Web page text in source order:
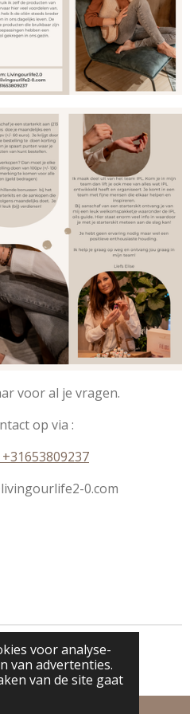
voor analyse-
van advertenties.
van de site gaat
voor al je vragen.
op via :
0.com